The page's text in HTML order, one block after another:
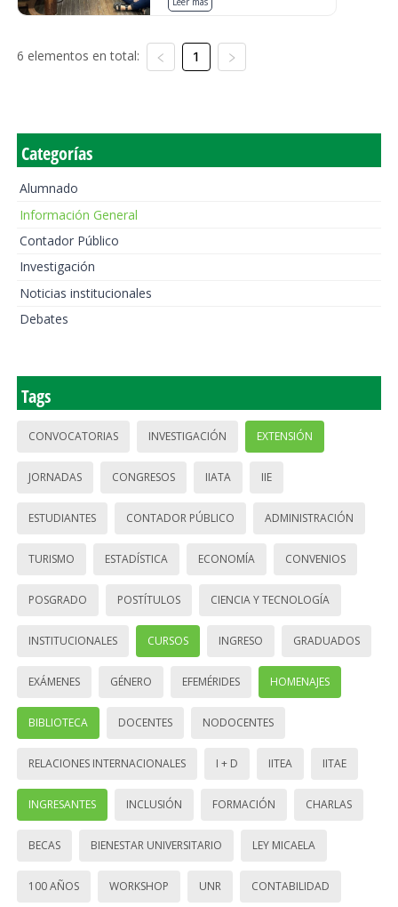
6 elementos en total: 1
Categorías
Alumnado
Información General
Contador Público
Investigación
Noticias institucionales
Debates
Tags
CONVOCATORIAS INVESTIGACIÓN EXTENSIÓN
JORNADAS CONGRESOS IIATA IIE
ESTUDIANTES CONTADOR PÚBLICO ADMINISTRACIÓN
TURISMO ESTADÍSTICA ECONOMÍA CONVENIOS
POSGRADO POSTÍTULOS CIENCIA Y TECNOLOGÍA
INSTITUCIONALES CURSOS INGRESO GRADUADOS
EXÁMENES GÉNERO EFEMÉRIDES HOMENAJES
BIBLIOTECA DOCENTES NODOCENTES
RELACIONES INTERNACIONALES I + D IITEA IITAE
INGRESANTES INCLUSIÓN FORMACIÓN CHARLAS
BECAS BIENESTAR UNIVERSITARIO LEY MICAELA
100 AÑOS WORKSHOP UNR CONTABILIDAD